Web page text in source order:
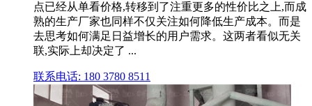
点已经从单看价格,转移到了注重更多的性价比之上,而成
熟的生产厂家也同样不仅关注如何降低生产成本。而是
去思考如何满足日益增长的用户需求。这两者看似无关
联,实际上却决定了 ...
联系电话: 180 3780 8511